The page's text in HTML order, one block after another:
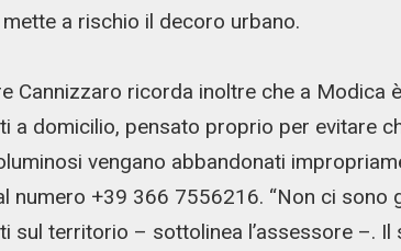
a rischio il decoro urbano.
Cannizzaro ricorda inoltre che a
a domicilio, pensato proprio per evitare
vengano abbandonati
numero +39 366 7556216. “Non ci
sul territorio – sottolinea l’assessore –.